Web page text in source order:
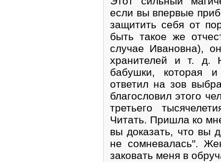
если вы впервые
защитить себя от
быть такое же
случае Ивановна),
хранителей и т. д.
бабушки, которая
ответил на зов
благословил этого
третьего
Читать. Пришла ко
вы доказать, что вы
не сомневалась".
заковать меня в